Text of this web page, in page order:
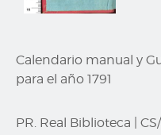
Calendario manual y
para el año 1791
PR. Real Biblioteca